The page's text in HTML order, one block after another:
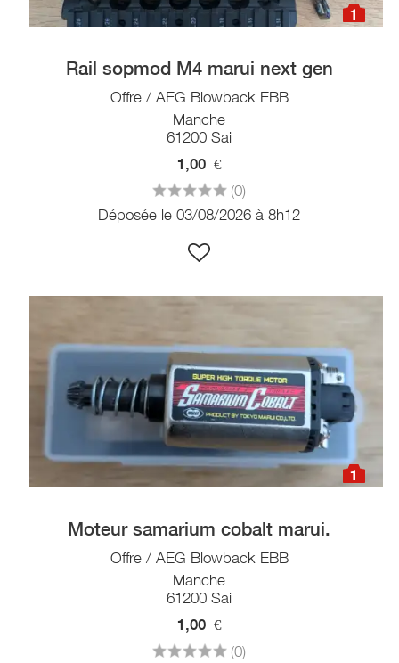
1
Rail sopmod M4 marui next gen
Offre / AEG Blowback EBB
Manche
61200 Sai
1,00 €
(0)
Déposée le 03/08/2026 à 8h12
1
Moteur samarium cobalt marui.
Offre / AEG Blowback EBB
Manche
61200 Sai
1,00 €
(0)